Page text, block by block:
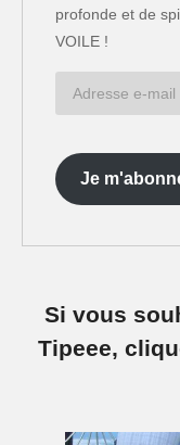
profonde et de
VOILE !
Je
Si vous
Tipeee,